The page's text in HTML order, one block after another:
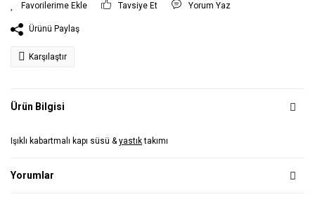
Tavsiye Et Yorum Yaz
Ürünü Paylaş
Karşılaştır
Ürün Bilgisi
Işıklı kabartmalı kapı süsü &yastıktakımı
Yorumlar